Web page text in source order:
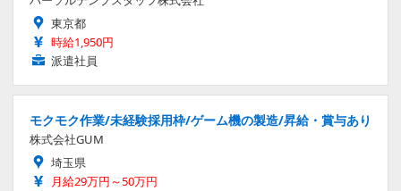
東京都
時給1,950円
派遣社員
モクモク作業/未経験採用枠/ゲーム機の製造/昇給・賞与あり
株式会社GUM
埼玉県
月給29万円～50万円